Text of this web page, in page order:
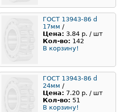
ГОСТ 13943-86 d
17мм /
Цена: 3.84 р. / шт
Кол-во: 142
В корзину!
ГОСТ 13943-86 d
24мм /
Цена: 7.20 р. / шт
Кол-во: 51
В корзину!